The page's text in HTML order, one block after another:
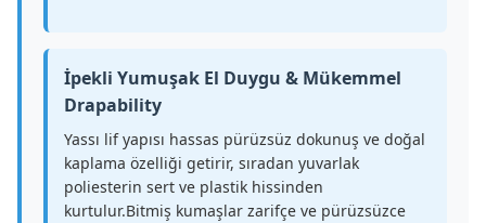
İpekli Yumuşak El Duygu & Mükemmel
Drapability
Yassı lif yapısı hassas pürüzsüz dokunuş ve doğal
kaplama özelliği getirir, sıradan yuvarlak
poliesterin sert ve plastik hissinden
kurtulur.Bitmiş kumaşlar zarifçe ve pürüzsüzce